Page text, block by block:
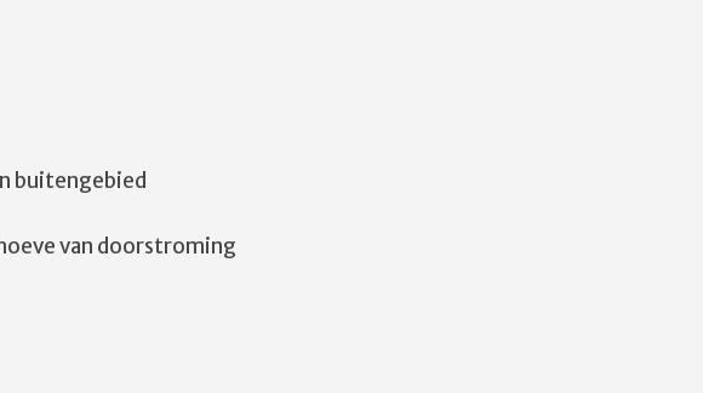
buitengebied
van doorstroming